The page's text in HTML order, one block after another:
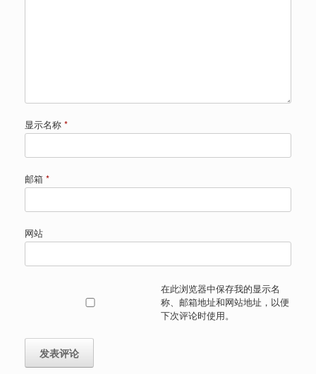
显示名称 *
邮箱 *
网站
在此浏览器中保存我的显示名
称、邮箱地址和网站地址，以便
下次评论时使用。